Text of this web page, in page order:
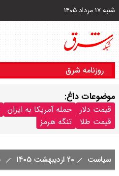
شنبه ۱۷ مرداد ۱۴۰۵
روزنامه شرق
موضوعات داغ:
قیمت دلار حمله آمریکا به ایران
قیمت طلا
تنگه هرمز
سیاست ۲۰ اردیبهشت ۱۴۰۵